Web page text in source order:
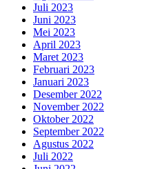
Juli 2023
Juni 2023
Mei 2023
April 2023
Maret 2023
Februari 2023
Januari 2023
Desember 2022
November 2022
Oktober 2022
September 2022
Agustus 2022
Juli 2022